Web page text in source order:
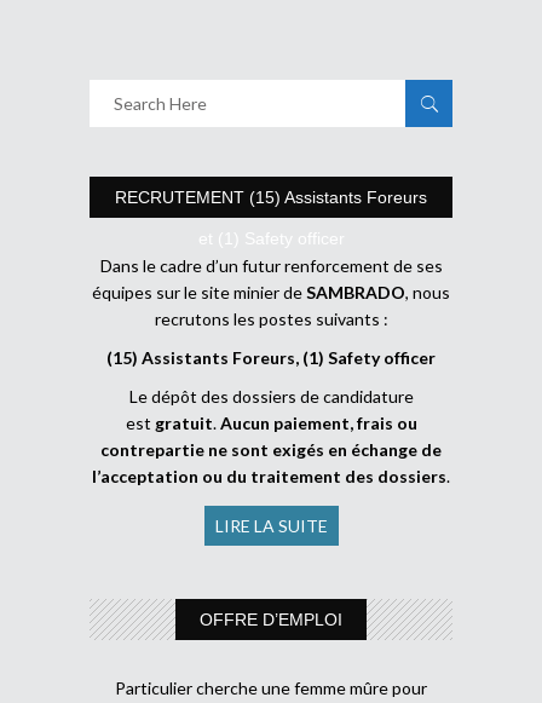
RECRUTEMENT (15) Assistants Foreurs
et (1) Safety officer
Dans le cadre d’un futur renforcement de ses
équipes sur le site minier deSAMBRADO, nous
recrutons les postes suivants :
(15) Assistants Foreurs, (1) Safety officer
Le dépôt des dossiers de candidature
est gratuit.Aucun paiement, frais ou
contrepartie ne sont exigés en échange de
l’acceptation ou du traitement des dossiers.
LIRE LA SUITE
OFFRE D’EMPLOI
Particulier cherche une femme mûre pour